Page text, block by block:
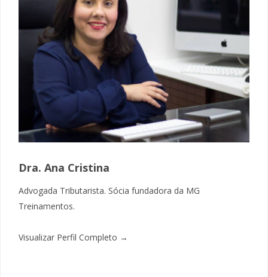
Dra. Ana Cristina
Advogada Tributarista. Sócia fundadora da MG
Treinamentos.
Visualizar Perfil Completo →